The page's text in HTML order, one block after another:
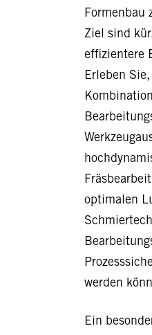
Formenbau
Ziel sind
effizientere
Erleben
optimalen
werden
Ein